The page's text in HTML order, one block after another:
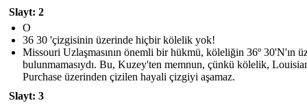
Slayt: 2
O
36 30 'çizgisinin üzerinde hiçbir kölelik yok!
Missouri Uzlaşmasının önemli bir hükmü, köleliğin 36º 30'N'ın
bulunmamasıydı. Bu, Kuzey'ten memnun, çünkü kölelik,
Purchase üzerinden çizilen hayali çizgiyi aşamaz.
Slayt: 3